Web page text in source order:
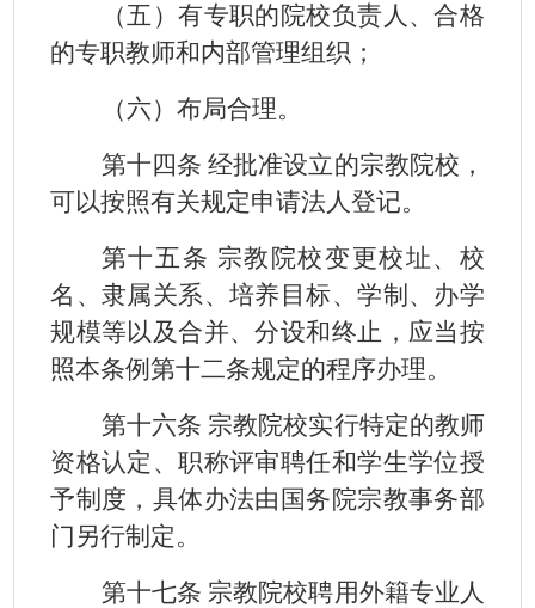
（五）有专职的院校负责人、合格
的专职教师和内部管理组织；
（六）布局合理。
第十四条 经批准设立的宗教院校，
可以按照有关规定申请法人登记。
第十五条 宗教院校变更校址、校
名、隶属关系、培养目标、学制、办学
规模等以及合并、分设和终止，应当按
照本条例第十二条规定的程序办理。
第十六条 宗教院校实行特定的教师
资格认定、职称评审聘任和学生学位授
予制度，具体办法由国务院宗教事务部
门另行制定。
第十七条 宗教院校聘用外籍专业人